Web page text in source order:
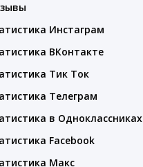
Инстаграм
ВКонтакте
Тик Ток
Телеграм
в Одноклассниках
Facebook
Макс